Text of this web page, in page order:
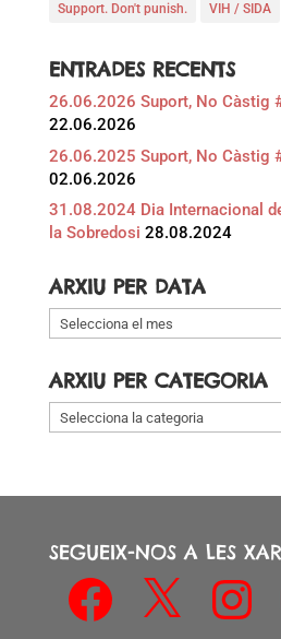
Support. Don't punish. VIH / SIDA
ENTRADES RECENTS
26.06.2026 Suport, No Càstig
22.06.2026
26.06.2025 Suport, No Càstig
02.06.2026
31.08.2024 Dia Internacional
la Sobredosi 28.08.2024
ARXIU PER DATA
Arxiu
per
ARXIU PER CATEGORIA
Arxiu
per
SEGUEIX-NOS A LES
Facebook Instagram